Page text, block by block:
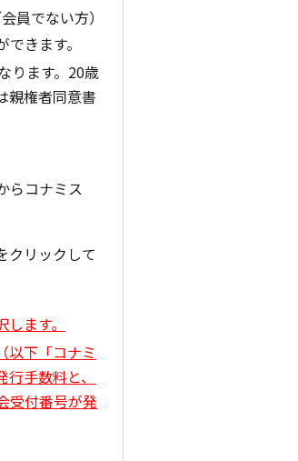
員でない方）
きます。
ります。20歳
親権者同意書
らコナミス
クリックして
ます。
以下「コナミ
手数料と、
受付番号が発